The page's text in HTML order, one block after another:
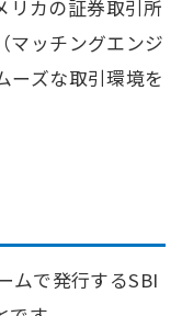
リカの証券取引所
マッチングエンジ
ーズな取引環境を
ムで発行するSBI